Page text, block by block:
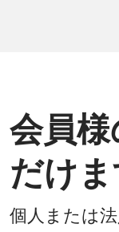
会員
だけま
個人または